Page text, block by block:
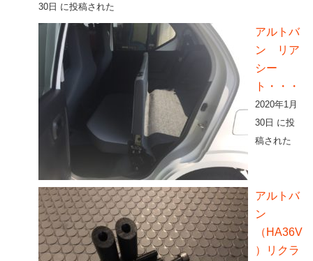
30日 に投稿された
アルトバ
ン リア
シー
ト・・・
2020年1月
30日 に投
稿された
アルトバ
ン
（HA36V
）リクラ